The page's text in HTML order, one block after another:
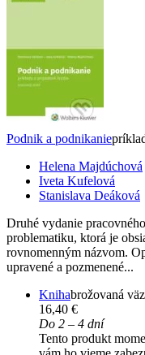
Podnik a podnikanie
Helena Majdúchová
Iveta Kufelová
Stanislava Deáková
Druhé vydanie
problematiku, ktorá je
rovnomenným názvom.
upravené a pozmenené...
Knihabrožovaná
16,40 €
Do 2 – 4 dní
Tento produkt